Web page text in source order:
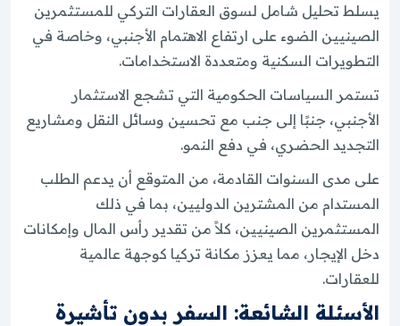
يسلط تحليل شامل لسوق العقارات التركي للمستثمرين
الصينيين الضوء على ارتفاع الاهتمام الأجنبي، وخاصة في
التطويرات السكنية ومتعددة الاستخدامات.
تستمر السياسات الحكومية التي تشجع الاستثمار
الأجنبي، جنبًا إلى جنب مع تحسين وسائل النقل ومشاريع
التجديد الحضري، في دفع النمو.
على مدى السنوات القادمة، من المتوقع أن يدعم الطلب
المستدام من المشترين الدوليين، بما في ذلك
المستثمرين الصينيين، كلاً من تقدير رأس المال وإمكانات
دخل الإيجار، مما يعزز مكانة تركيا كوجهة عالمية
للعقارات.
الأسئلة الشائعة: السفر بدون تأشيرة